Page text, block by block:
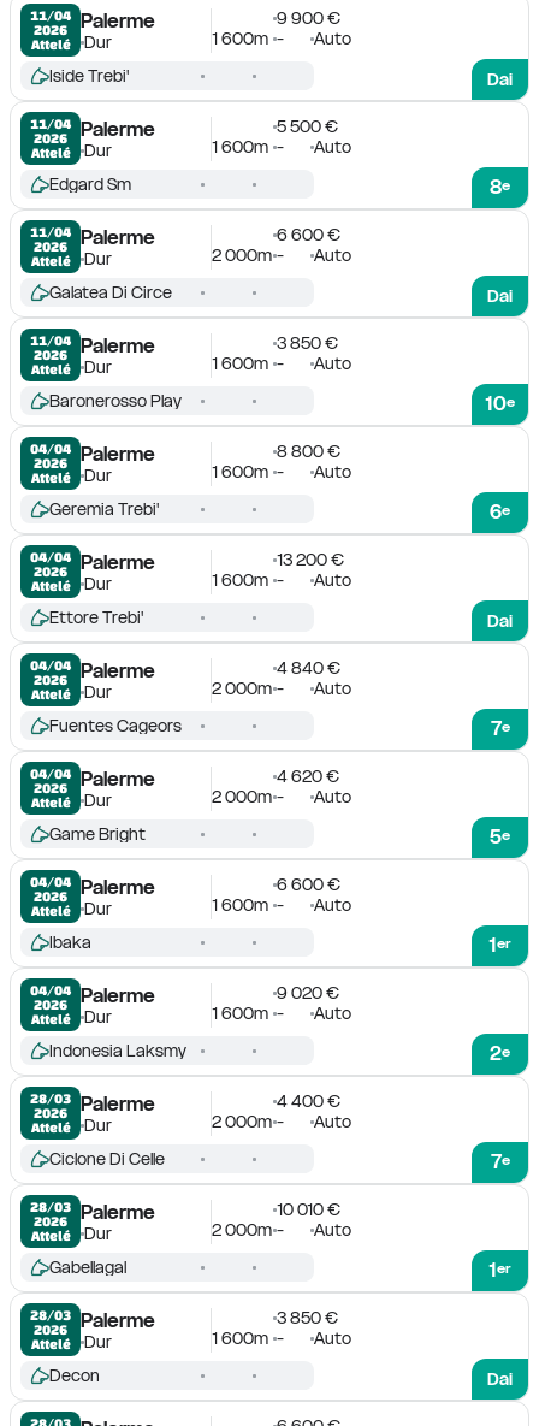
11/04
2026
Attelé
Palerme
Dur
9 900 €
1 600m -
Auto
Dai
Iside Trebi'
11/04
2026
Attelé
Palerme
Dur
5 500 €
1 600m - Auto
8e
Edgard Sm
11/04
2026
Attelé
Palerme
Dur
6 600 €
2 000m -
Auto
Dai
Galatea Di Circe
11/04
2026
Attelé
Palerme
Dur
3 850 €
1 600m - Auto
10e
Baronerosso Play
04/04
2026
Attelé
Palerme
Dur
8 800 €
1 600m - Auto
6e
Geremia Trebi'
04/04
2026
Attelé
Palerme
Dur
13 200 €
1 600m -
Auto
Dai
Ettore Trebi'
04/04
2026
Attelé
Palerme
Dur
4 840 €
2 000m - Auto
7e
Fuentes Cageors
04/04
2026
Attelé
Palerme
Dur
4 620 €
2 000m - Auto
5e
Game Bright
04/04
2026
Attelé
Palerme
Dur
6 600 €
1 600m - Auto
1er
Ibaka
04/04
2026
Attelé
Palerme
Dur
9 020 €
1 600m - Auto
2e
Indonesia Laksmy
28/03
2026
Attelé
Palerme
Dur
4 400 €
2 000m - Auto
7e
Ciclone Di Celle
28/03
2026
Attelé
Palerme
Dur
10 010 €
2 000m - Auto
1er
Gabellagal
28/03
2026
Attelé
Palerme
Dur
3 850 €
1 600m -
Auto
Dai
Decon